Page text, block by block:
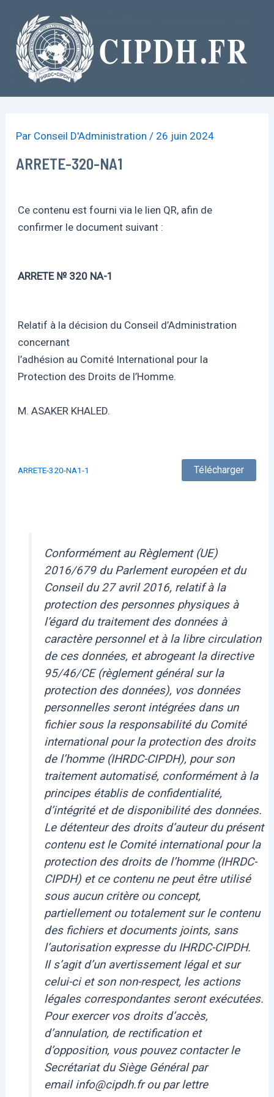
contenu
Par Conseil D'Administration/ 26 juin 2024
ARRETE-320-NA1
Ce contenu est fourni via le lien QR, afin de
confirmer le document suivant :
ARRETE № 320 NA-1
Relatif à la décision du Conseil d’Administration
concernant
l’adhésion au Comité International pour la
Protection des Droits de l’Homme.
M. ASAKER KHALED.
ARRETE-320-NA1-1 Télécharger
Conformément au Règlement (UE)
2016/679 du Parlement européen et du
Conseil du 27 avril 2016, relatif à la
protection des personnes physiques à
l’égard du traitement des données à
caractère personnel et à la libre circulation
de ces données, et abrogeant la directive
95/46/CE (règlement général sur la
protection des données), vos données
personnelles seront intégrées dans un
fichier sous la responsabilité du Comité
international pour la protection des droits
de l’homme (IHRDC-CIPDH), pour son
traitement automatisé, conformément à la
principes établis de confidentialité,
d’intégrité et de disponibilité des données.
Le détenteur des droits d’auteur du présent
contenu est le Comité international pour la
protection des droits de l’homme (IHRDC-
CIPDH) et ce contenu ne peut être utilisé
sous aucun critère ou concept,
partiellement ou totalement sur le contenu
des fichiers et documents joints, sans
l’autorisation expresse du IHRDC-CIPDH.
Il s’agit d’un avertissement légal et sur
celui-ci et son non-respect, les actions
légales correspondantes seront exécutées.
Pour exercer vos droits d’accès,
d’annulation, de rectification et
d’opposition, vous pouvez contacter le
Secrétariat du Siège Général par
email info@cipdh.fr ou par lettre